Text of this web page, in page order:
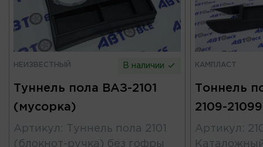
НЕИЗВЕСТНЫЙ В наличии
Туннель пола ВАЗ-2101
(мусорка)
Артикул :
Туннель пола 2101
(блокнот-ручка) без гофры
КАМПЛАСТ
Тоннель
2109-
Артикул :